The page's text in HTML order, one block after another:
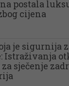
postala
cijena
je sigurnija
Istraživanja
za sječenje